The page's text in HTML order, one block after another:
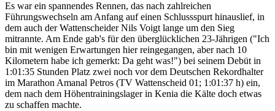
Es war ein spannendes Rennen, das nach zahlreichen
Führungswechseln am Anfang auf einen Schlussspurt hinauslief, in
dem auch der Wattenscheider Nils Voigt lange um den Sieg
mitrannte. Am Ende gab's für den überglücklichen 23-Jährigen ("Ich
bin mit wenigen Erwartungen hier reingegangen, aber nach 10
Kilometern habe ich gemerkt: Da geht was!") bei seinem Debüt in
1:01:35 Stunden Platz zwei noch vor dem Deutschen Rekordhalter
im Marathon Amanal Petros (TV Wattenscheid 01; 1:01:37 h) ein,
dem nach dem Höhentrainingslager in Kenia die Kälte doch etwas
zu schaffen machte.